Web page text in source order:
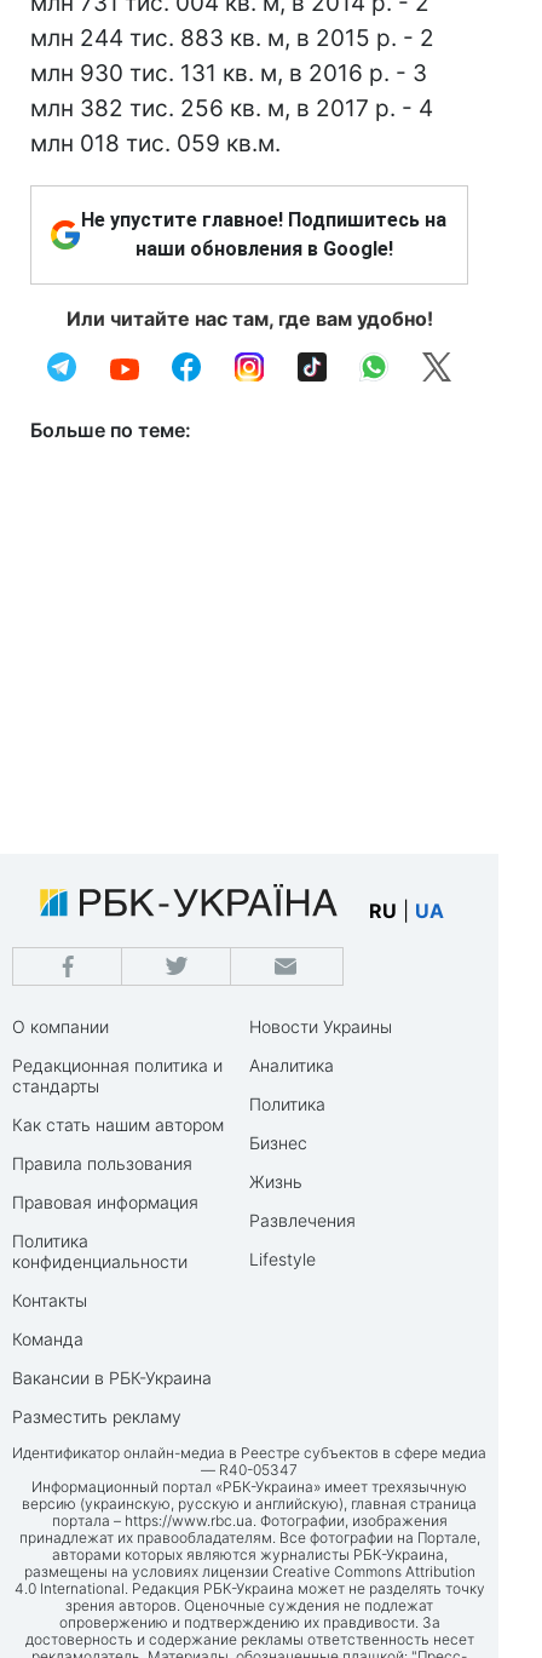
млн 244 тис. 883 кв. м, в 2015 р. - 2
млн 930 тис. 131 кв. м, в 2016 р. - 3
млн 382 тис. 256 кв. м, в 2017 р. - 4
млн 018 тис. 059 кв.м.
Не упустите главное! Подпишитесь на
наши обновления в Google!
Или читайте нас там, где вам удобно!
Больше по теме:
RU UA
О компании
Редакционная политика и
стандарты
Как стать нашим автором
Правила пользования
Правовая информация
Политика
конфиденциальности
Контакты
Команда
Вакансии в РБК-Украина
Разместить рекламу
Новости Украины
Аналитика
Политика
Бизнес
Жизнь
Развлечения
Lifestyle
Идентификатор онлайн-медиа в Реестре субъектов в сфере медиа
— R40-05347
Информационный портал «РБК-Украина» имеет трехязычную
версию (украинскую, русскую и английскую), главная страница
портала – https://www.rbc.ua. Фотографии, изображения
принадлежат их правообладателям. Все фотографии на Портале,
авторами которых являются журналисты РБК-Украина,
размещены на условиях лицензии Creative Commons Attribution
4.0 International. Редакция РБК-Украина может не разделять точку
зрения авторов. Оценочные суждения не подлежат
опровержению и подтверждению их правдивости. За
достоверность и содержание рекламы ответственность несет